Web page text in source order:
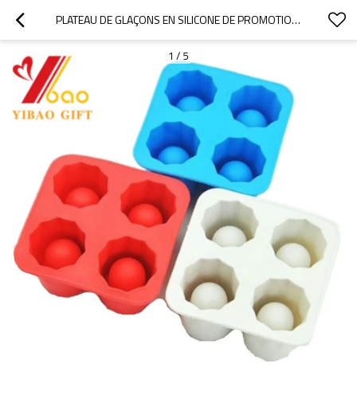
PLATEAU DE GLAÇONS EN SILICONE DE PROMOTION, VERRE À LIQUEUR DE GLAÇONS
1 / 5